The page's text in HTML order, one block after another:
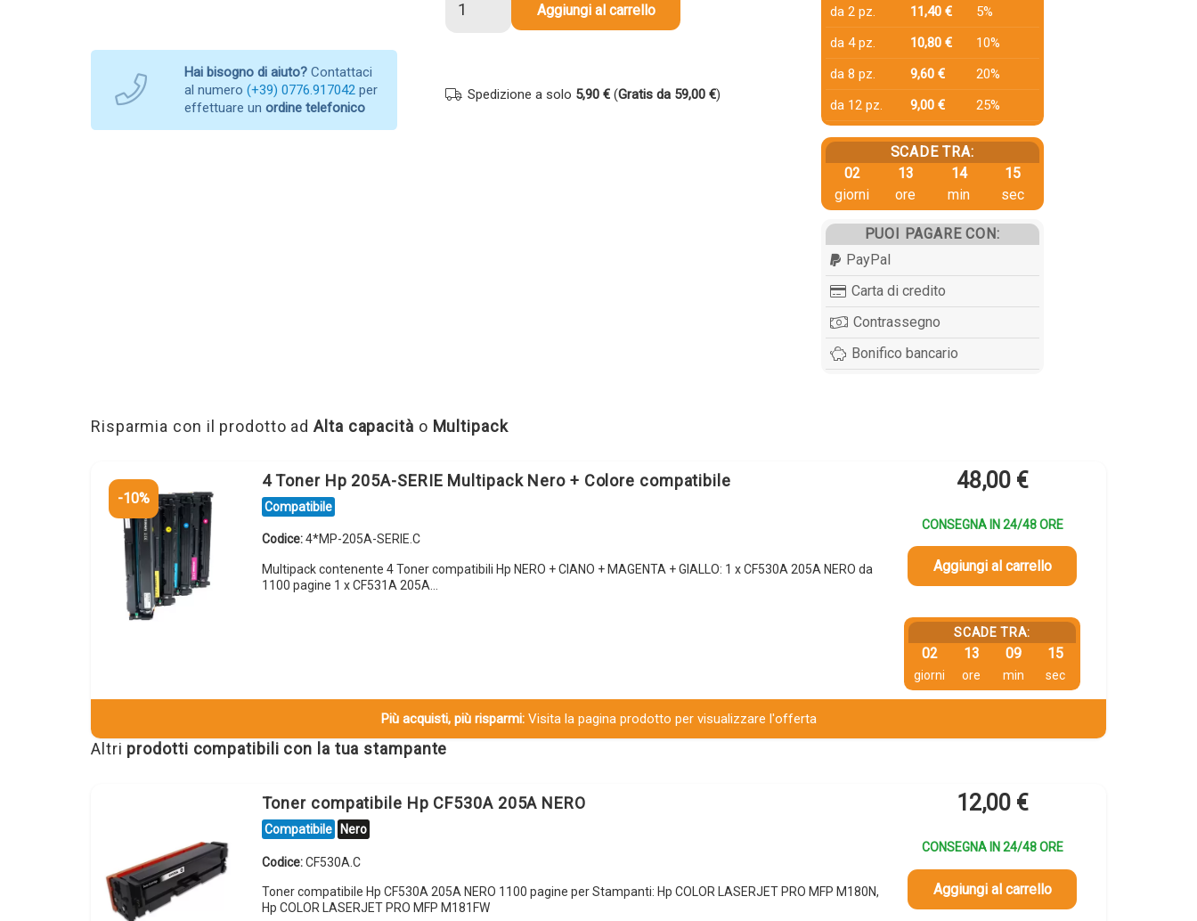
Hai bisogno di aiuto? Contattaci
al numero (+39) 0776.917042 per
effettuare un ordine telefonico
compatibile
CIANO
Aggiungi al carrello
Spedizione a solo 5,90 € (Gratis da 59,00 €)
da 2 pz.
11,40 €
5%
da 4 pz.
10,80 €
10%
da 8 pz.
9,60 €
20%
da 12 pz.
9,00 € 25%
SCADE TRA:
02
giorni
13
ore
14
min
14
sec
PUOI PAGARE CON:
PayPal
Carta di credito
Contrassegno
Bonifico bancario
Risparmia con il prodotto adAlta capacità o Multipack
-10%
4 Toner Hp 205A-SERIE Multipack Nero + Colore compatibile
Compatibile
Codice:4*MP-205A-SERIE.C
Multipack contenente 4 Toner compatibili Hp NERO + CIANO + MAGENTA + GIALLO: 1 x CF530A 205A NERO da
1100 pagine 1 x CF531A 205A…
48,00 €
CONSEGNA IN 24/48 ORE
Aggiungi al carrello
SCADE TRA:
02
giorni
13
ore
09
min
14
sec
Più acquisti, più risparmi:Visita la pagina prodotto per visualizzare l'offerta
Altri prodotti compatibili con la tua stampante
Toner compatibile Hp CF530A 205A NERO
Compatibile Nero
Codice:CF530A.C
Toner compatibile Hp CF530A 205A NERO 1100 pagine per Stampanti: Hp COLOR LASERJET PRO MFP M180N,
Hp COLOR LASERJET PRO MFP M181FW
12,00 €
CONSEGNA IN 24/48 ORE
Aggiungi al carrello